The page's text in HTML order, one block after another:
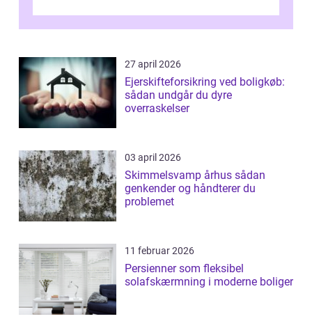
27 april 2026
Ejerskifteforsikring ved boligkøb:
sådan undgår du dyre
overraskelser
03 april 2026
Skimmelsvamp århus sådan
genkender og håndterer du
problemet
11 februar 2026
Persienner som fleksibel
solafskærmning i moderne boliger